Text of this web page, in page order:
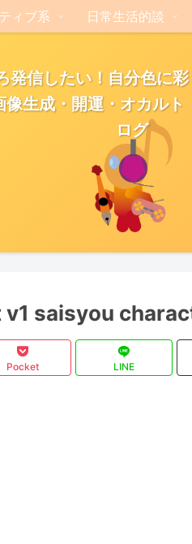
発信したい！自分色に
生成・開運・オカルト
ログ
ィブ系 日常生活的談
saisyou
Pocket LINE